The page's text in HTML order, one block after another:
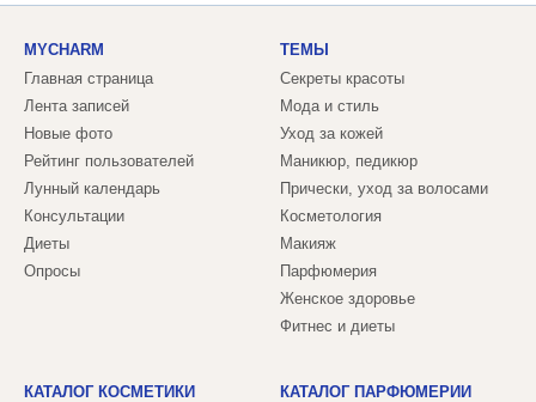
MYCHARM
Главная страница
Лента записей
Новые фото
Рейтинг пользователей
Лунный календарь
Консультации
Диеты
Опросы
ТЕМЫ
Секреты красоты
Мода и стиль
Уход за кожей
Маникюр, педикюр
Прически, уход за волосами
Косметология
Макияж
Парфюмерия
Женское здоровье
Фитнес и диеты
КАТАЛОГ КОСМЕТИКИ КАТАЛОГ ПАРФЮМЕРИИ